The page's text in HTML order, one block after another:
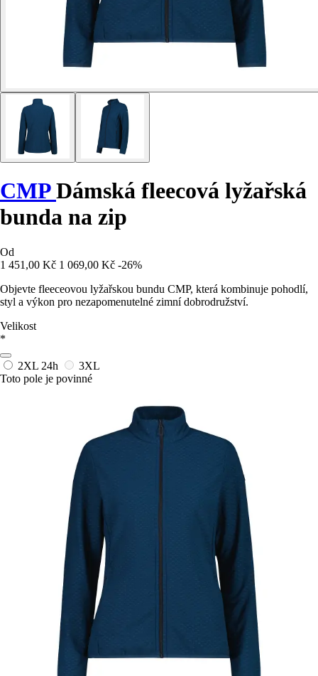
CMPDámská fleecová lyžařská
bunda na zip
Od
1 451,00 Kč 1 069,00 Kč -26%
Objevte fleeceovou lyžařskou bundu CMP, která kombinuje pohodlí,
styl a výkon pro nezapomenutelné zimní dobrodružství.
Velikost
*
2XL 24h
3XL
Toto pole je povinné